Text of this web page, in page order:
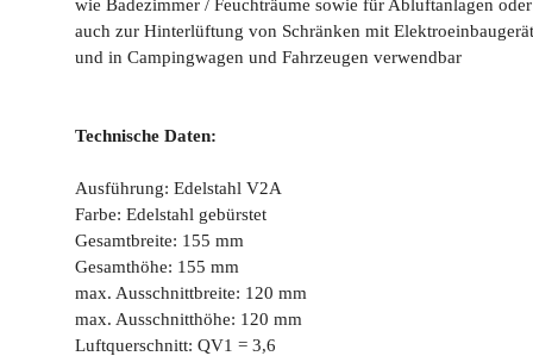
wie Badezimmer / Feuchträume sowie für Abluftanlagen
auch zur Hinterlüftung von Schränken mit
und in Campingwagen und Fahrzeugen verwendbar
Technische Daten:
Ausführung: Edelstahl V2A
Farbe: Edelstahl gebürstet
Gesamtbreite: 155 mm
Gesamthöhe: 155 mm
max. Ausschnittbreite: 120 mm
max. Ausschnitthöhe: 120 mm
Luftquerschnitt: QV1 = 3,6